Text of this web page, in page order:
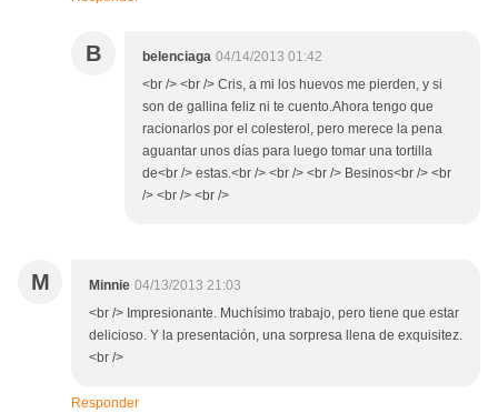
B belenciaga 04/14/2013 01:42
<br /> <br /> Cris, a mi los huevos me pierden, y si
son de gallina feliz ni te cuento.Ahora tengo que
racionarlos por el colesterol, pero merece la pena
aguantar unos días para luego tomar una tortilla
de<br /> estas.<br /> <br /> <br /> Besinos<br /> <br
/> <br /> <br />
M Minnie 04/13/2013 21:03
<br /> Impresionante. Muchísimo trabajo, pero tiene que estar
delicioso. Y la presentación, una sorpresa llena de exquisitez.
<br />
Responder